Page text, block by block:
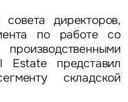
директоров,
по работе со
Estate представил
складской